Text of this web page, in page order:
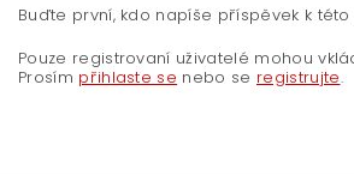
Buďte první, kdo napíše příspěvek k
Pouze registrovaní uživatelé mohou
Prosím přihlaste se nebo se registrujte.